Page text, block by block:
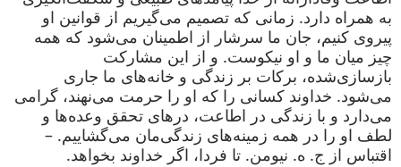
به همراه دارد. زمانی که تصمیم می‌گیریم از قوانین او
پیروی کنیم، جان ما سرشار از اطمینان می‌شود که همه
چیز میان ما و او نیکوست. و از این مشارکت
بازسازی‌شده، برکات بر زندگی و خانه‌های ما جاری
می‌شود. خداوند کسانی را که او را حرمت می‌نهند، گرامی
می‌دارد و با زندگی در اطاعت، درهای تحقق وعده‌ها و
لطف او را در همه زمینه‌های زندگی‌مان می‌گشاییم. –
اقتباس از ج. ه. نیومن. تا فردا، اگر خداوند بخواهد.